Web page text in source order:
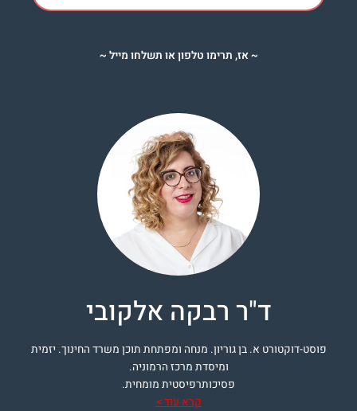
~ אז, תרימו טלפון או תשלחו מייל ~
ד"ר רבקה אלקובי
פוסט-דוקטורט א. בן גוריון. מנחה ומפתחת תוכן משרד החינוך. יזמית
ומיסדת מרכז הרמוניה.
פסיכותרפיסטית מומחית.
קרא עוד >